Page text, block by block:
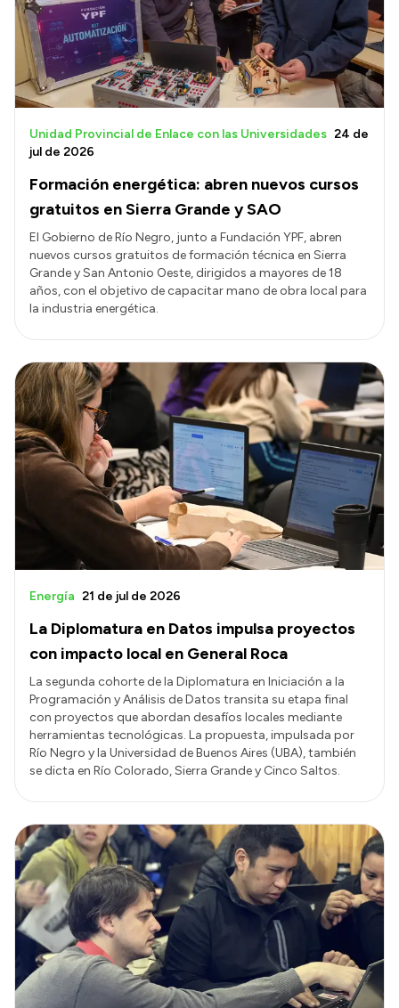
Formación energética: abren nuevos cursos
gratuitos en Sierra Grande y SAO
Unidad Provincial de Enlace con las Universidades 24 de
jul de 2026
El Gobierno de Río Negro, junto a Fundación YPF, abren
nuevos cursos gratuitos de formación técnica en Sierra
Grande y San Antonio Oeste, dirigidos a mayores de 18
años, con el objetivo de capacitar mano de obra local para
la industria energética.
La Diplomatura en Datos impulsa proyectos
con impacto local en General Roca
Energía 21 de jul de 2026
La segunda cohorte de la Diplomatura en Iniciación a la
Programación y Análisis de Datos transita su etapa final
con proyectos que abordan desafíos locales mediante
herramientas tecnológicas. La propuesta, impulsada por
Río Negro y la Universidad de Buenos Aires (UBA), también
se dicta en Río Colorado, Sierra Grande y Cinco Saltos.